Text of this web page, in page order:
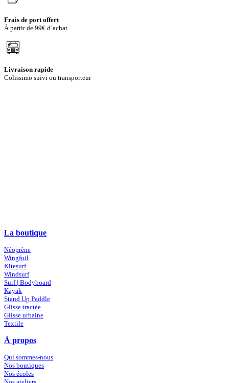
Frais de port offert
À partir de 99€ d’achat
Livraison rapide
Colissimo suivi ou transporteur
La boutique
Néoprène
Wingfoil
Kitesurf
Windsurf
Surf | Bodyboard
Kayak
Stand Up Paddle
Glisse tractée
Glisse urbaine
Textile
À propos
Qui sommes-nous
Nos boutiques
Nos écoles